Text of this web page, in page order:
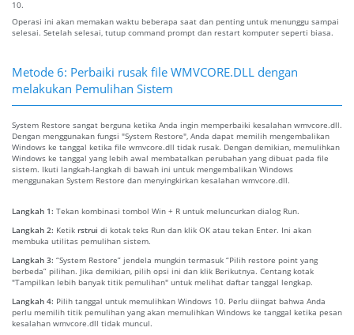
10.
Operasi ini akan memakan waktu beberapa saat dan penting untuk menunggu sampai
selesai. Setelah selesai, tutup command prompt dan restart komputer seperti biasa.
Metode 6: Perbaiki rusak file WMVCORE.DLL dengan
melakukan Pemulihan Sistem
System Restore sangat berguna ketika Anda ingin memperbaiki kesalahan wmvcore.dll.
Dengan menggunakan fungsi "System Restore", Anda dapat memilih mengembalikan
Windows ke tanggal ketika file wmvcore.dll tidak rusak. Dengan demikian, memulihkan
Windows ke tanggal yang lebih awal membatalkan perubahan yang dibuat pada file
sistem. Ikuti langkah-langkah di bawah ini untuk mengembalikan Windows
menggunakan System Restore dan menyingkirkan kesalahan wmvcore.dll.
Langkah 1: Tekan kombinasi tombol Win + R untuk meluncurkan dialog Run.
Langkah 2: Ketik rstrui di kotak teks Run dan klik OK atau tekan Enter. Ini akan
membuka utilitas pemulihan sistem.
Langkah 3: “System Restore” jendela mungkin termasuk “Pilih restore point yang
berbeda” pilihan. Jika demikian, pilih opsi ini dan klik Berikutnya. Centang kotak
"Tampilkan lebih banyak titik pemulihan" untuk melihat daftar tanggal lengkap.
Langkah 4: Pilih tanggal untuk memulihkan Windows 10. Perlu diingat bahwa Anda
perlu memilih titik pemulihan yang akan memulihkan Windows ke tanggal ketika pesan
kesalahan wmvcore.dll tidak muncul.